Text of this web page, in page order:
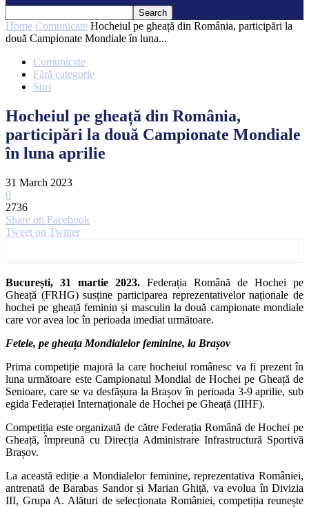
Home Comunicate Hocheiul pe gheață din România, participări la
două Campionate Mondiale în luna...
Comunicate
Fără categorie
Stiri
Hocheiul pe gheață din România,
participări la două Campionate Mondiale
în luna aprilie
31 March 2023
0
2736
Share on Facebook
Tweet on Twitter
București, 31 martie 2023. Federația Română de Hochei pe
Gheață (FRHG) susține participarea reprezentativelor naționale de
hochei pe gheață feminin și masculin la două campionate mondiale
care vor avea loc în perioada imediat următoare.
Fetele, pe gheața Mondialelor feminine, la Brașov
Prima competiție majoră la care hocheiul românesc va fi prezent în
luna următoare este Campionatul Mondial de Hochei pe Gheață de
Senioare, care se va desfășura la Brașov în perioada 3-9 aprilie, sub
egida Federației Internaționale de Hochei pe Gheață (IIHF).
Competiția este organizată de către Federația Română de Hochei pe
Gheață, împreună cu Direcția Administrare Infrastructură Sportivă
Brașov.
La această ediție a Mondialelor feminine, reprezentativa României,
antrenată de Barabas Sandor și Marian Ghiță, va evolua în Divizia
III, Grupa A. Alături de selecționata României, competiția reunește